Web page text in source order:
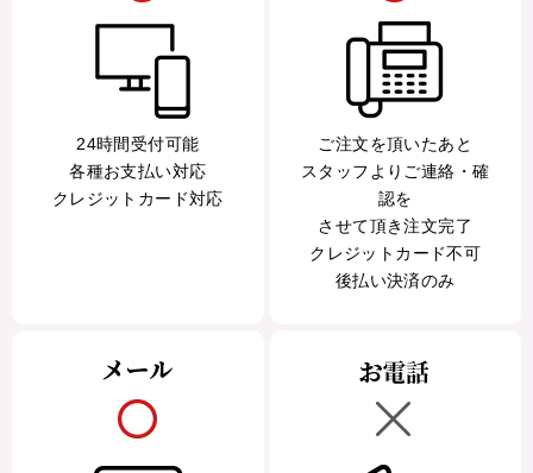
24時間受付可能
各種お支払い対応
クレジットカード対応
ご注文を頂いたあと
スタッフよりご連絡・確
認を
させて頂き注文完了
クレジットカード不可
後払い決済のみ